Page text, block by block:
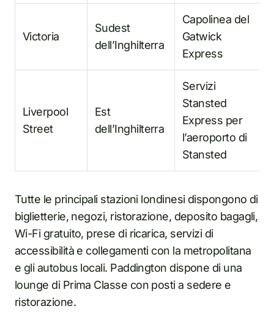
Victoria
Sudest
dell’Inghilterra
Capolinea del
Gatwick
Express
Liverpool
Street
Est
dell’Inghilterra
Servizi
Stansted
Express per
l’aeroporto di
Stansted
Tutte le principali stazioni londinesi dispongono di
biglietterie, negozi, ristorazione, deposito bagagli,
Wi-Fi gratuito, prese di ricarica, servizi di
accessibilità e collegamenti con la metropolitana
e gli autobus locali. Paddington dispone di una
lounge di Prima Classe con posti a sedere e
ristorazione.